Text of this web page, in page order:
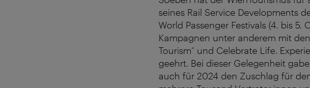
seines Rail Service Developments
World Passenger Festivals (4. bis
Kampagnen unter anderem mit
Tourism“ und Celebrate Life.
geehrt. Bei dieser Gelegenheit
auch für 2024 den Zuschlag für